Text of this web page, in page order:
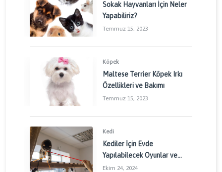
Sokak Hayvanları İçin Neler
Yapabiliriz?
Temmuz 15, 2023
Köpek
Maltese Terrier Köpek Irkı
Özellikleri ve Bakımı
Temmuz 15, 2023
Kedi
Kediler İçin Evde
Yapılabilecek Oyunlar ve
Aktiviteler: Kedinizin
Ekim 24, 2024